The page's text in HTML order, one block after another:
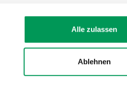
Alle zulassen
Ablehnen